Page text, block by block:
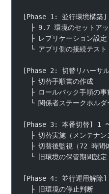
[Phase 1: 並行環境構
├ 9.7 環境のセットア
├ レプリケーション設定
└ アプリ側の接続テス
[Phase 2: 切替リハーサ
  ├ 切替手順書の作成
├ ロールバック手順の事
└ 関係者ステークホルダ
[Phase 3: 本番切替] 1
├ 切替実施（メンテナン
├ 切替後監視（72 時間
  └ 旧環境の保管期間設定
[Phase 4: 並行運用解
  ├ 旧環境の停止判断